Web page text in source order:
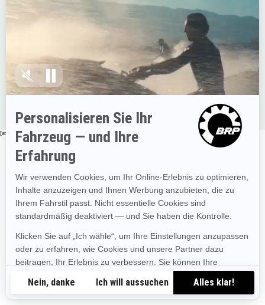
Diese Seite wird angezeigt, weil ein nicht unterstützter
Browser erkannt wurde. Es wird empfohlen, den
Browser zu aktualisieren, um die bestmögliche
Zurück zur Startseite
[an error occurred while processing this directive]